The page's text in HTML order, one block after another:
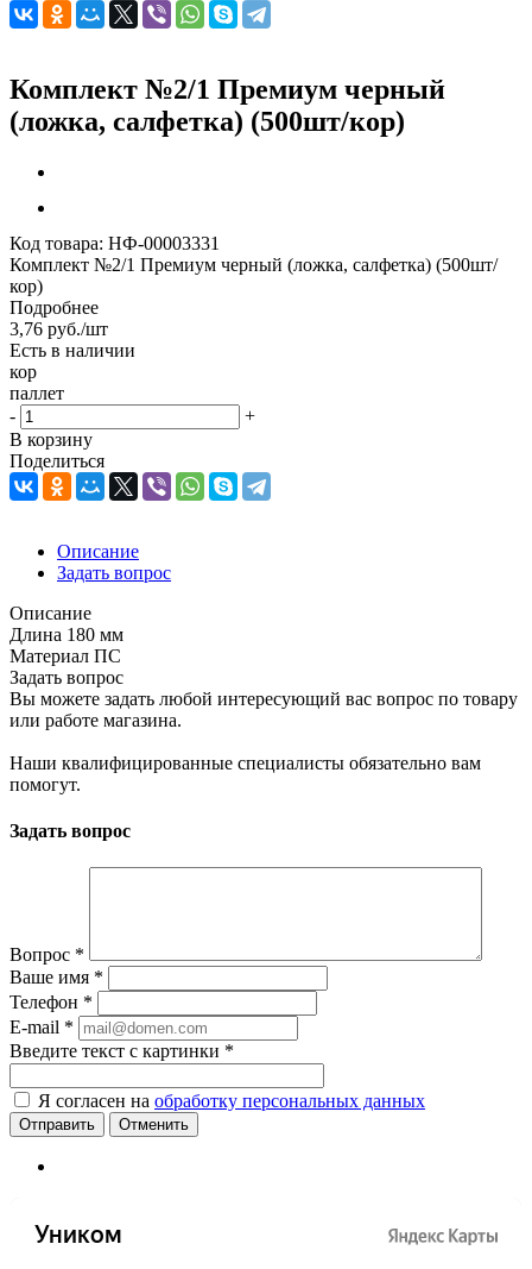
Комплект №2/1 Премиум черный
(ложка, салфетка) (500шт/кор)
Код товара: НФ-00003331
Комплект №2/1 Премиум черный (ложка, салфетка) (500шт/
кор)
Подробнее
3,76 руб./шт
Есть в наличии
кор
паллет
-
+
В корзину
Поделиться
Описание
Задать вопрос
Описание
Длина 180 мм
Материал ПС
Задать вопрос
Вы можете задать любой интересующий вас вопрос по товару
или работе магазина.
Наши квалифицированные специалисты обязательно вам
помогут.
Задать вопрос
Вопрос *
Ваше имя *
Телефон *
E-mail *
Введите текст с картинки *
Я согласен на обработку персональных данных
Отменить